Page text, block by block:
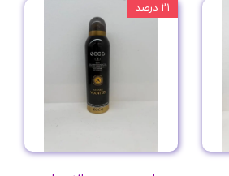
۲۱ درصد